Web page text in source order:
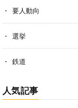
要人動向
選挙
鉄道
人気記事